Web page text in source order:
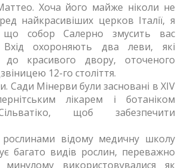
Хоча його майже ніколи не
найкрасивіших церков Італії, я
що собор Салерно змусить вас
Вхід охороняють два леви, які
красивого двору, оточеного
12-го століття.
Сади Мінерви були засновані в XIV
лікарем і ботаніком
щоб забезпечити
відому медичну школу
багато видів рослин, переважно
використовувалися як